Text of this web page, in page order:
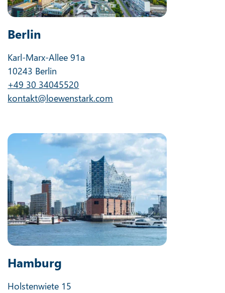
Berlin
Karl-Marx-Allee 91a
10243 Berlin
+49 30 34045520
kontakt@loewenstark.com
Hamburg
Holstenwiete 15